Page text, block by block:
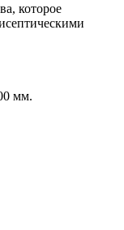
которое
мм.